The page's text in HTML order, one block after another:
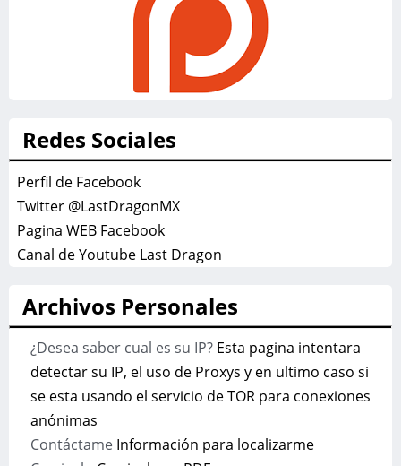
Redes Sociales
Perfil de Facebook
Twitter @LastDragonMX
Pagina WEB Facebook
Canal de Youtube Last Dragon
Archivos Personales
¿Desea saber cual es su IP?Esta pagina intentara
detectar su IP, el uso de Proxys y en ultimo caso si
se esta usando el servicio de TOR para conexiones
anónimas
ContáctameInformación para localizarme